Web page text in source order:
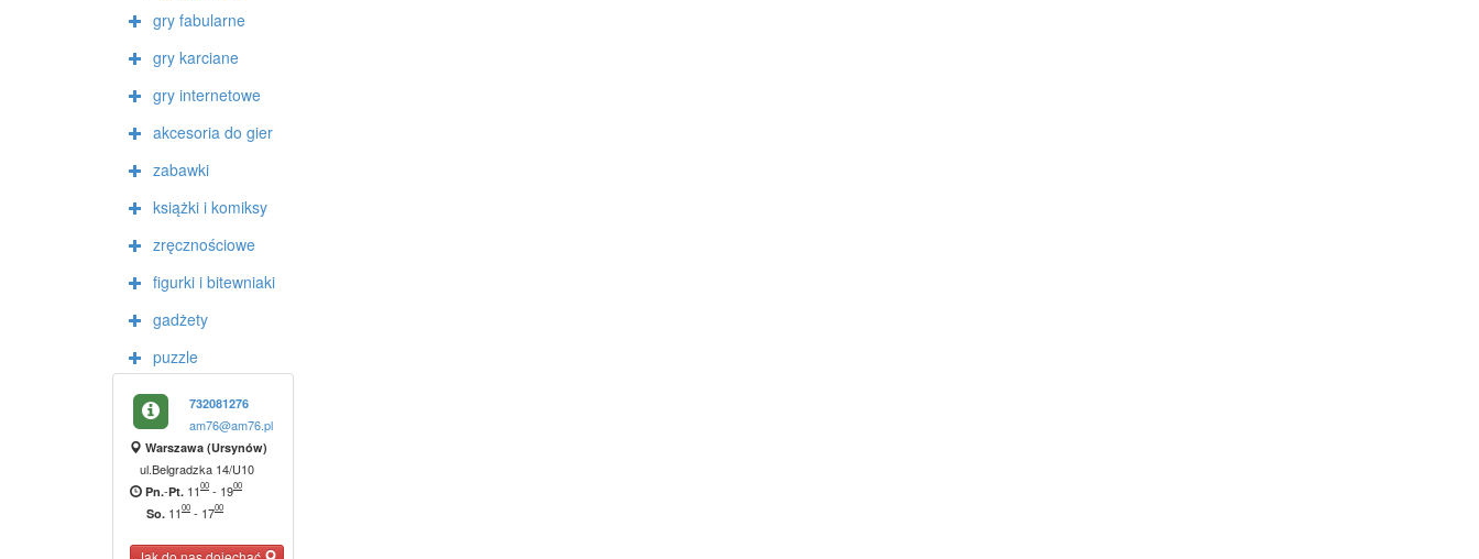
gry fabularne
gry karciane
gry internetowe
akcesoria do gier
zabawki
książki i komiksy
zręcznościowe
figurki i bitewniaki
gadżety
puzzle
732081276
am76@am76.pl
Warszawa (Ursynów)
ul.Belgradzka 14/U10
Pn.-Pt. 1100 - 1900
So. 1100 - 1700